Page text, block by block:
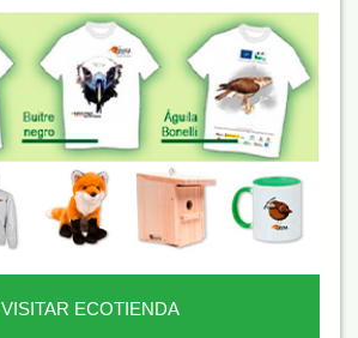
VISITAR ECOTIENDA